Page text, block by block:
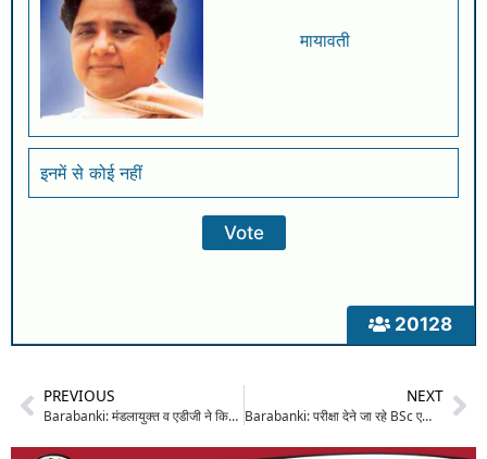
20128
मायावती
इनमें से कोई नहीं
PREVIOUS
Barabanki: मंडलायुक्त व एडीजी ने किया महाशिवरात्रि मेले का निरीक्षण, श्रद्धालुओं की सुविधा और सुरक्षा को लेकर दिए सख़्त निर्देश
NEXT
Barabanki: परीक्षा देने जा रहे BSc एग्रिकल्चर के छात्रों की कार में लगी आग, देवा ओवरब्रिज पर मचा हड़कंप